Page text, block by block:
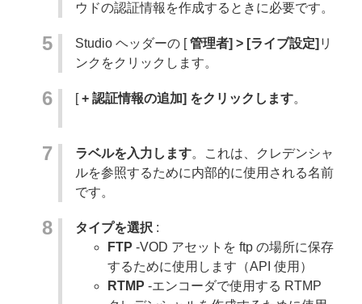
ウドの認証情報を作成するときに必要です。
Studio ヘッダーの [管理者] > [ライブ設定] リ
ンクをクリックします。
[+ 認証情報の追加] をクリックします。
ラベルを入力します。これは、クレデンシャ
ルを参照するために内部的に使用される名前
です。
タイプを選択 :
FTP -VOD アセットを ftp の場所に保存
するために使用します（API 使用）
RTMP -エンコーダで使用する RTMP